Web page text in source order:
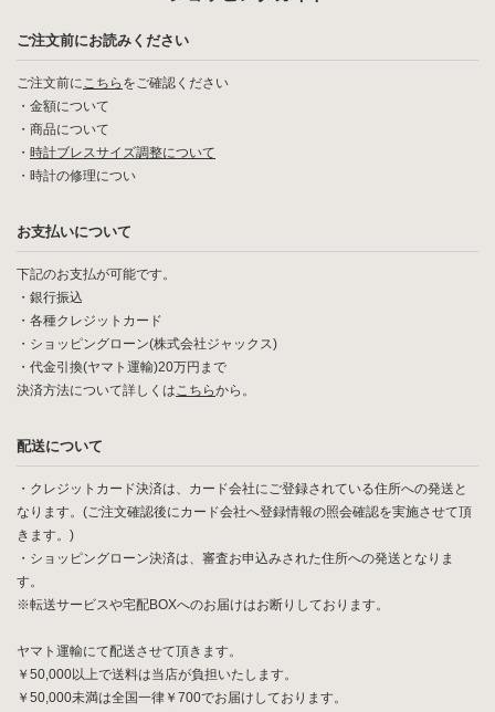
ご注文前にお読みください
ご注文前にこちら をご確認ください
・ 金額について
・ 商品について
・ 時計ブレスサイズ調整について
・ 時計の修理につい
お支払いについて
下記のお支払が可能です。
・銀行振込
・各種クレジットカード
・ショッピングローン(株式会社ジャックス)
・代金引換(ヤマト運輸)20万円まで
決済方法について詳しくはこちらから。
配送について
・クレジットカード決済は、カード会社にご登録されている住所への発送と
なります。(ご注文確認後にカード会社へ登録情報の照会確認を実施させて頂
きます。)
・ショッピングローン決済は、審査お申込みされた住所への発送となりま
す。
※転送サービスや宅配BOXへのお届けはお断りしております。
ヤマト運輸にて配送させて頂きます。
￥50,000以上で送料は当店が負担いたします。
￥50,000未満は全国一律￥700でお届けしております。